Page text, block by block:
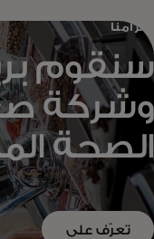
التزامنا
وشركة
الصحة
تعرّف على